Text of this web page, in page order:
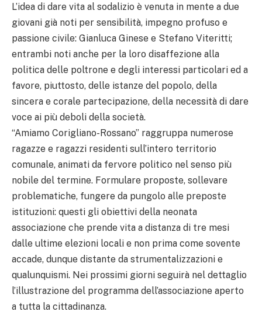
L’idea di dare vita al sodalizio è venuta in mente a due
giovani già noti per sensibilità, impegno profuso e
passione civile: Gianluca Ginese e Stefano Viteritti;
entrambi noti anche per la loro disaffezione alla
politica delle poltrone e degli interessi particolari ed a
favore, piuttosto, delle istanze del popolo, della
sincera e corale partecipazione, della necessità di dare
voce ai più deboli della società.
“Amiamo Corigliano-Rossano” raggruppa numerose
ragazze e ragazzi residenti sull’intero territorio
comunale, animati da fervore politico nel senso più
nobile del termine. Formulare proposte, sollevare
problematiche, fungere da pungolo alle preposte
istituzioni: questi gli obiettivi della neonata
associazione che prende vita a distanza di tre mesi
dalle ultime elezioni locali e non prima come sovente
accade, dunque distante da strumentalizzazioni e
qualunquismi. Nei prossimi giorni seguirà nel dettaglio
l’illustrazione del programma dell’associazione aperto
a tutta la cittadinanza.